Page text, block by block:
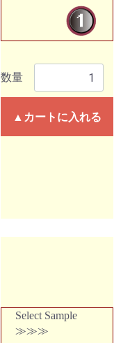
数量
▲カートに入れる
Select Sample
≫≫≫